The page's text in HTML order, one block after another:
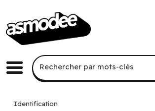
Menu
Recherche par mots-clés
Rechercher par mots-clés
Identification